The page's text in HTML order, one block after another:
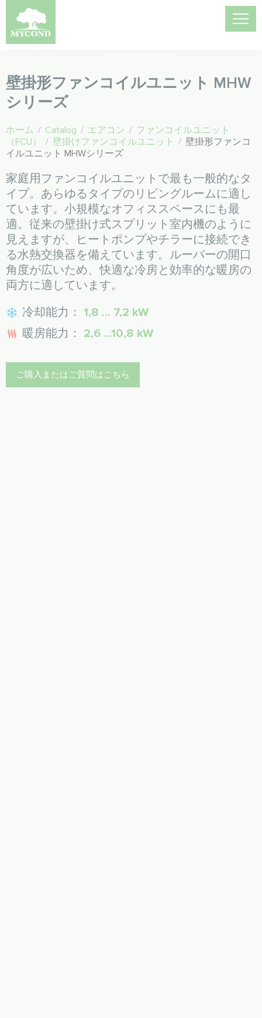
壁掛形ファンコイルユニット MHW
シリーズ
ホーム / Catalog / エアコン / ファンコイルユニット
（FCU）
/ 壁掛けファンコイルユニット / 壁掛形ファンコ
イルユニット MHWシリーズ
家庭用ファンコイルユニットで最も一般的なタ
イプ。あらゆるタイプのリビングルームに適し
ています。小規模なオフィススペースにも最
適。従来の壁掛け式スプリット室内機のように
見えますが、ヒートポンプやチラーに接続でき
る水熱交換器を備えています。ルーバーの開口
角度が広いため、快適な冷房と効率的な暖房の
両方に適しています。
冷却能力： 1,8 ... 7,2 kW
暖房能力： 2,6 ...10,8 kW
ご購入またはご質問はこちら